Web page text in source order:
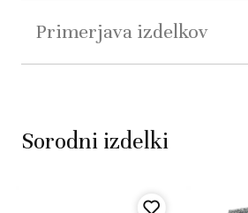
Primerjava izdelkov
Sorodni izdelki